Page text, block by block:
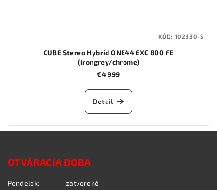
CUBE Stereo Hybrid ONE44 EXC 800 FE
(irongrey/chrome)
€4 999
Detail
KÓD: 102330-S
OTVÁRACIA DOBA
Pondelok:
zatvorené